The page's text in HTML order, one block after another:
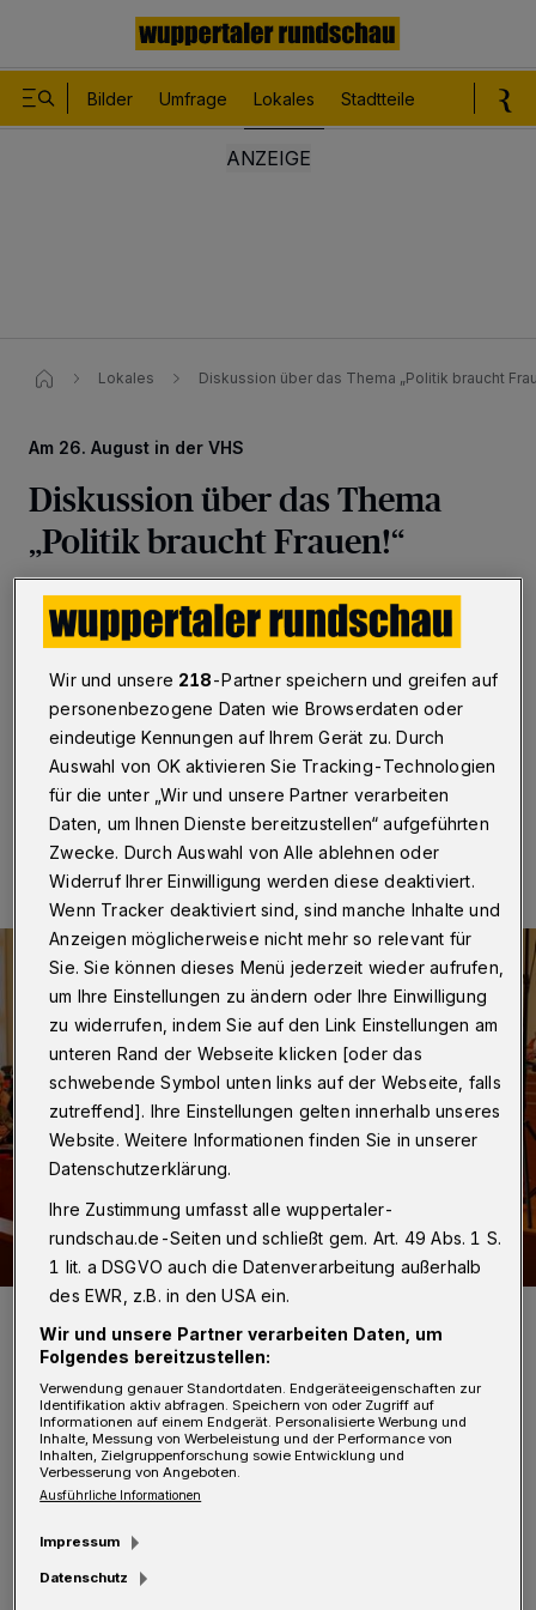
Bilder Umfrage Lokales Stadtteile
Lokales Diskussion über das Thema „Politik braucht
Am 26. August in der VHS
Diskussion über das Thema
„Politik braucht Frauen!“
Wuppertal·Im Rahmen des Kooperationsprojekts
„Politik braucht Frauen! Komm in die Kommunalpolitik!“
lädt die Stabsstelle Gleichstellung und
Antidiskriminierung mit der Bergischen Volkshochschule
zu einer öffentlichen Podiumsdiskussion ein. Beginn ist
um 19 Uhr in der VHS an der Auer Schulstraße.
12.08.2025 , 16:15 Uhr Eine Minute Lesezeit
Auch im Stadtrat sind die Männer in der Mehrheit.
Foto: Christoph Petersen
M it dabei sind Derya Altunok (CDU),
Wir und unsere 218-Partner speichern und greifen auf
personenbezogene Daten wie Browserdaten oder
eindeutige Kennungen auf Ihrem Gerät zu. Durch
Auswahl von OK aktivieren Sie Tracking-Technologien
für die unter „Wir und unsere Partner verarbeiten
Daten, um Ihnen Dienste bereitzustellen“ aufgeführten
Zwecke. Durch Auswahl von Alle ablehnen oder
Widerruf Ihrer Einwilligung werden diese deaktiviert.
Wenn Tracker deaktiviert sind, sind manche Inhalte und
Anzeigen möglicherweise nicht mehr so relevant für
Sie. Sie können dieses Menü jederzeit wieder aufrufen,
um Ihre Einstellungen zu ändern oder Ihre Einwilligung
zu widerrufen, indem Sie auf den Link Einstellungen am
unteren Rand der Webseite klicken [oder das
schwebende Symbol unten links auf der Webseite, falls
zutreffend]. Ihre Einstellungen gelten innerhalb unseres
Website. Weitere Informationen finden Sie in unserer
Datenschutzerklärung.
Ihre Zustimmung umfasst alle wuppertaler-
rundschau.de-Seiten und schließt gem. Art. 49 Abs. 1 S.
1 lit. a DSGVO auch die Datenverarbeitung außerhalb
des EWR, z.B. in den USA ein.
Wir und unsere Partner verarbeiten Daten, um
Folgendes bereitzustellen:
Verwendung genauer Standortdaten. Endgeräteeigenschaften zur
Identifikation aktiv abfragen. Speichern von oder Zugriff auf
Informationen auf einem Endgerät. Personalisierte Werbung und
Inhalte, Messung von Werbeleistung und der Performance von
Inhalten, Zielgruppenforschung sowie Entwicklung und
Verbesserung von Angeboten.
Ausführliche Informationen
Impressum
Datenschutz